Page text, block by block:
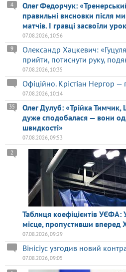
Олег Федорчук:
правильні висновки після
матчів. І гравці засвоїли
4
07.08.2026, 10:56
Олександр Хацкевич:
прийти, потиснути руку,
9
07.08.2026, 10:35
Офіційно. Крістіан Нергор —
07.08.2026, 10:14
Олег Дулуб: «Трійка
дуже сподобалася — вони
швидкості»
35
07.08.2026, 09:53
Таблиця коефіцієнтів УЄФА:
місце, пропустивши вперед
2
07.08.2026, 09:29
Вінісіус узгодив новий
07.08.2026, 09:05